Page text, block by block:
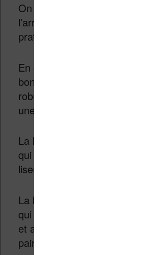
On a un bouton marche /
l’arrière de la liseuse ce
pratique.
En guise de port USB,
bonne idée de placer un
robuste et qui permet une
une charge plus rapide.
La liseuse possède 32 Go
qui est dans la fourchette
liseuses.
La liseuse est aussi
qui devrait garantir sa
et aux poussières diverses
pain, sable, etc.).